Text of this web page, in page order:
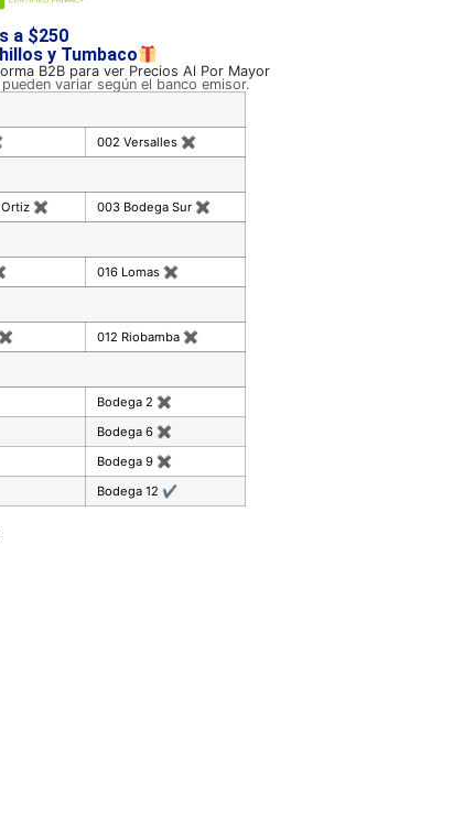
a $250
y Tumbaco
B2B para ver Precios Al Por Mayor
variar según el banco emisor.
002 Versalles ✖
✖ 003 Bodega Sur ✖
016 Lomas ✖
✖ 012 Riobamba ✖
Bodega 2 ✖
Bodega 6 ✖
Bodega 9 ✖
Bodega 12 ✔